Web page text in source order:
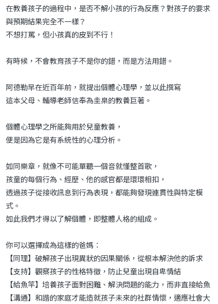
在教養孩子的過程中，是否不解小孩的行為反應？對孩子的要求
與預期結果完全不一樣？
不想打罵，但小孩真的皮到不行！
有時候，不會教育孩子不是你的錯，而是方法用錯。
阿德勒早在近百年前，就提出個體心理學，並以此撰寫
這本父母、輔導老師信奉為圭臬的教養巨著。
個體心理學之所能夠用於兒童教養，
便是因為它是有系統性的心理分析。
如同樂章，就像不可能單聽一個音就懂整首歌，
孩童的每個行為、經歷、他的感官都是環環相扣，
透過孩子從接收訊息到行為表現，都能夠發現連貫性與特定模
式。
如此我們才得以了解個體，即整體人格的組成。
你可以選擇成為這樣的爸媽：
【同理】破解孩子出現異狀的因果關係，從根本解決他的訴求
【支持】觀察孩子的性格特徵，防止兒童出現自卑情結
【給魚竿】培養孩子面對困難、解決問題的能力，而非直接給魚
【溝通】和諧的家庭才能造就孩子未來的社群情懷，適應社會大